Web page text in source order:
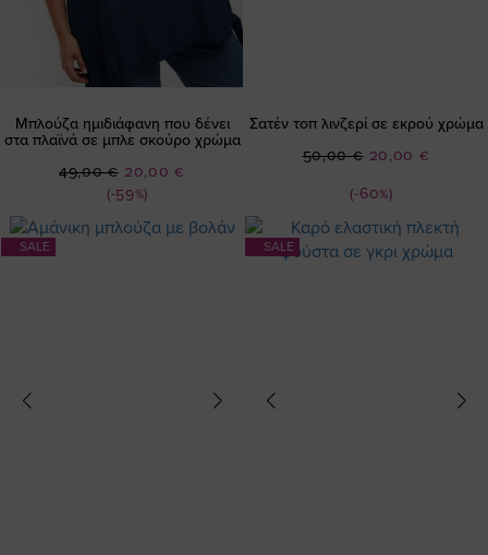
Μπλούζα ημιδιάφανη που δένει
στα πλαϊνά σε μπλε σκούρο χρώμα
(-59%)
Ειδική
Τιμή
20,00 €
49,00 €
Σατέν τοπ λινζερί σε εκρού χρώμα
(-60%)
Ειδική
20,00 €
50,00 €
SALE SALE